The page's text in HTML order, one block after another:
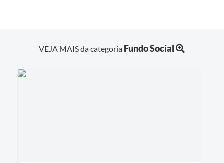
VEJA MAIS da categoria Fundo Social